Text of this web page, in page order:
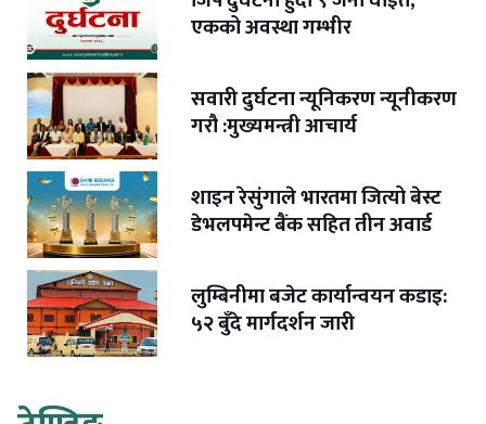
एकको अवस्था गम्भीर
सवारी दुर्घटना न्यूनिकरण न्यूनीकरण
गरौ :मुख्यमन्त्री आचार्य
शाइन रेसुंगाले भारतमा जित्यो बेस्ट
डेभलपमेन्ट बैंक सहित तीन अवार्ड
लुम्बिनीमा बजेट कार्यान्वयन कडाइ:
५२ बुँदे मार्गदर्शन जारी